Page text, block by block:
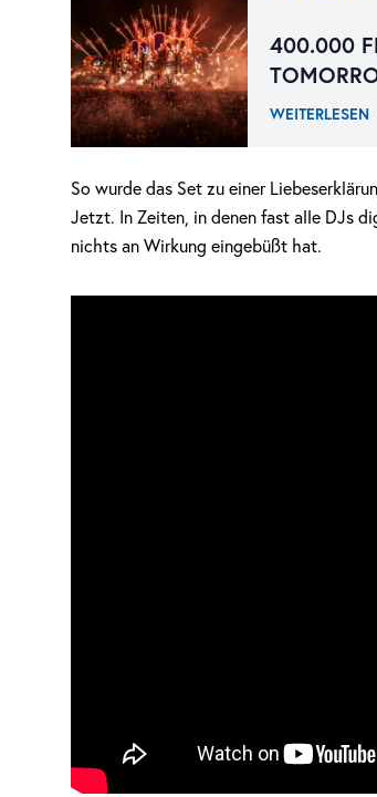
400.000
WEITERLESEN
So wurde das Set zu einer
Jetzt. In Zeiten, in denen fast alle DJs
nichts an Wirkung eingebüßt hat.